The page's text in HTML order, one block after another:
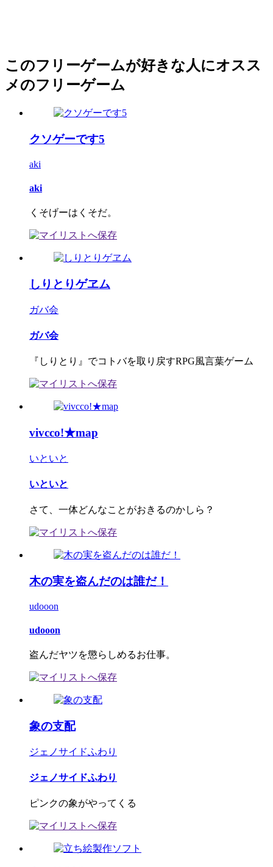
このフリーゲームが好きな人にオスス
メのフリーゲーム
クソゲーです5
aki
aki
くそげーはくそだ。
しりとりゲヱム
ガバ会
ガバ会
『しりとり』でコトバを取り戻すRPG風言葉ゲーム
vivcco!★map
いといと
いといと
さて、一体どんなことがおきるのかしら？
木の実を盗んだのは誰だ！
udooon
udooon
盗んだヤツを懲らしめるお仕事。
象の支配
ジェノサイドふわり
ジェノサイドふわり
ピンクの象がやってくる